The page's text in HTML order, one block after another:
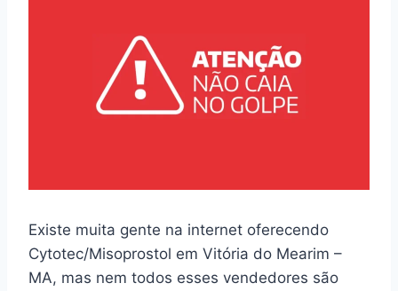
Existe muita gente na internet oferecendo
Cytotec/Misoprostol em Vitória do Mearim –
MA, mas nem todos esses vendedores são